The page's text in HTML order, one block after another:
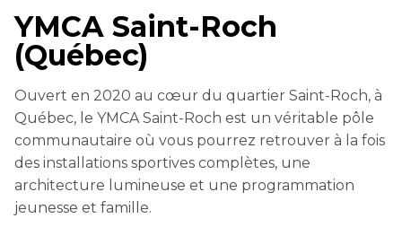
Découvrez nos cours de natation
pour enfants
Inscriptions prioritaires : 17 août |
Inscriptions générales : 19 août
L'EXPÉRIENCE AU CAMP
Découvrir Kanawana
Installations
Notre équipe
Guide des parents
Découvrez nos cours de natation
pour enfants
Inscriptions prioritaires : 17 août |
Inscriptions générales : 19 août
CERTIFICATIONS PHYSIQUES
Entraînement privé
Entraînement de groupe
Entraînement pour aîné.e.s
RÉINTÉGRATION COMMUNAUTAIRE
Réinsertion sociale
Travaux compensatoires
YMCA Saint-Roch
(Québec)
Ouvert en 2020 au cœur du quartier Saint-Roch, à
Québec, le YMCA Saint-Roch est un véritable pôle
communautaire où vous pourrez retrouver à la fois
des installations sportives complètes, une
architecture lumineuse et une programmation
jeunesse et famille.